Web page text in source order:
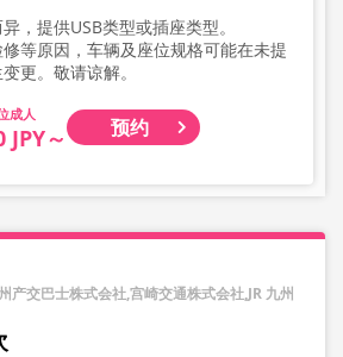
，提供USB类型或插座类型。
修等原因，车辆及座位规格可能在未提
更。敬请谅解。
成人
JPY～ 预约
产交巴士株式会社,宫崎交通株式会社,JR 九州